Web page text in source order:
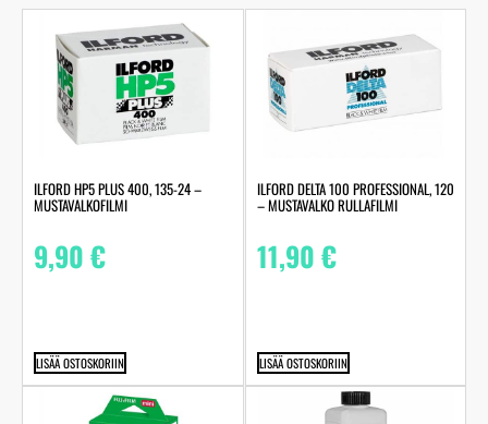
ILFORD HP5 PLUS 400, 135-24 –
MUSTAVALKOFILMI
9,90€
LISÄÄ OSTOSKORIIN
ILFORD DELTA 100 PROFESSIONAL, 120
– MUSTAVALKO RULLAFILMI
11,90€
LISÄÄ OSTOSKORIIN